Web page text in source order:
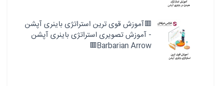
🟥آموزش قوی ترین استراتژی باینری آپشن
- آموزش تصویری استراتژی باینری آپشن
Barbarian Arrow🟥